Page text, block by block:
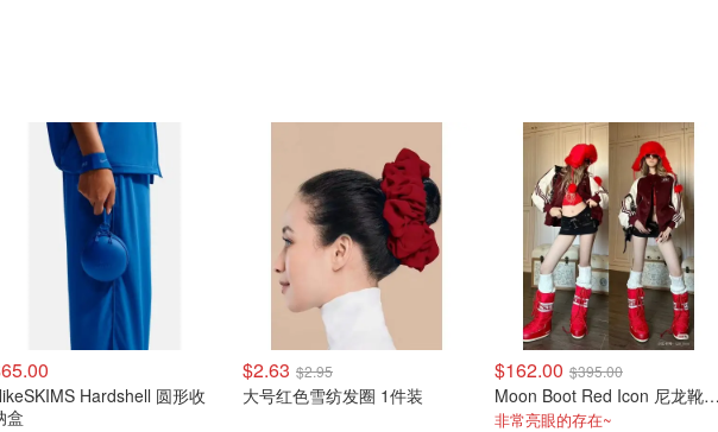
Hardshell 圆形收
盒
$2.63 $2.95
大号红色雪纺发圈 1件装
$162.00 $395.00
Moon Boot Red
非常亮眼的存在~